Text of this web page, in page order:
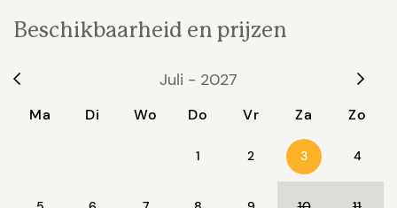
Vijfde slaapkamer met een tweepersoonsbed (160 x
200) en individuele airco en apart toilet.
Beschikbaarheid en prijzen
Juli - 2027
Ma Di Wo Do Vr Za Zo
1 2 3 4